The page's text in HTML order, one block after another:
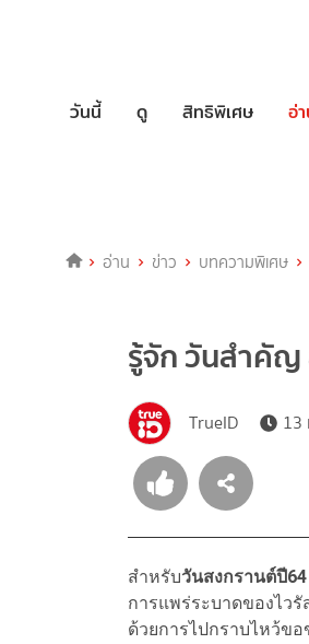
วันนี้ ดู สิทธิพิเศษ อ่
อ่าน ข่าว บทความพิเศษ
รู้จัก วันสำคัญ
TrueID 13
สำหรับวันสงกรานต์ปี64
การแพร่ระบาดของไว
ด้วยการไปกราบไหว้ข